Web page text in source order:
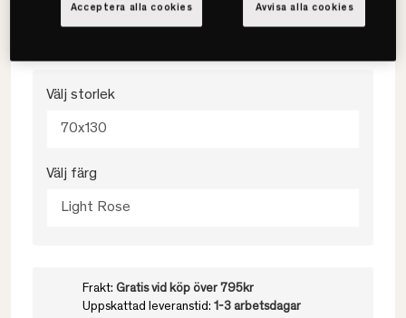
• OEKO-TEX®-certifierad
• Flera storlekar & färger
Välj storlek
70x130
Välj färg
Light Rose
Frakt: Gratis vid köp över 795kr
Uppskattad leveranstid: 1-3 arbetsdagar
Avvisa alla cookies
Acceptera alla cookies